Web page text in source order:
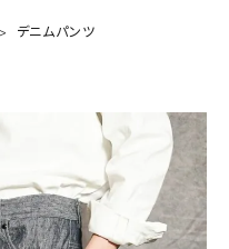
デニムパンツ